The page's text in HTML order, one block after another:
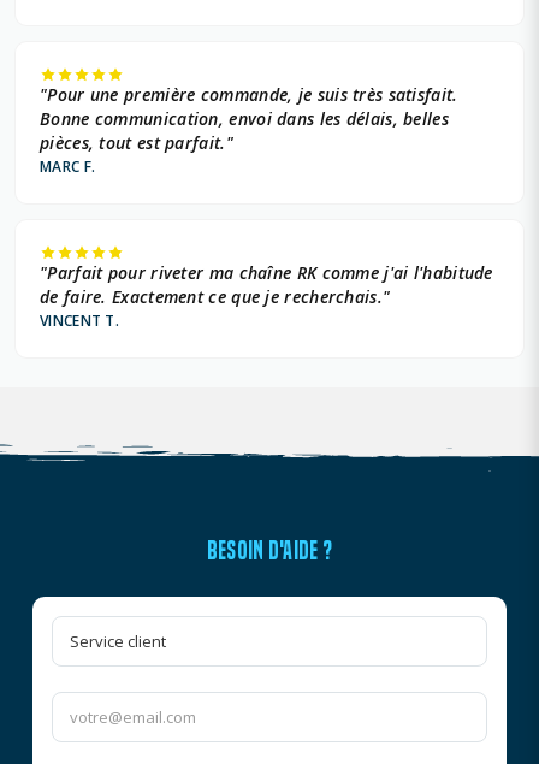
"Pour une première commande, je suis très satisfait.
Bonne communication, envoi dans les délais, belles
pièces, tout est parfait."
MARC F.
"Parfait pour riveter ma chaîne RK comme j'ai l'habitude
de faire. Exactement ce que je recherchais."
VINCENT T.
BESOIN D'AIDE ?